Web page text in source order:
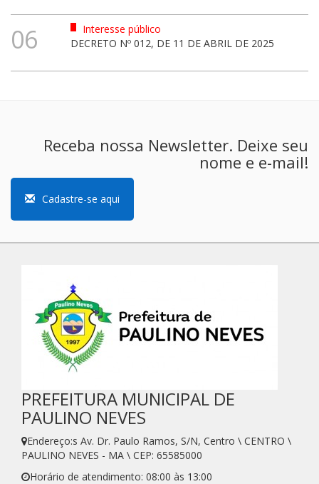
06
Interesse público
DECRETO Nº 012, DE 11 DE ABRIL DE 2025
Receba nossa Newsletter. Deixe seu
nome e e-mail!
Cadastre-se aqui
PREFEITURA MUNICIPAL DE
PAULINO NEVES
Endereço:s Av. Dr. Paulo Ramos, S/N, Centro \ CENTRO \
PAULINO NEVES - MA \ CEP: 65585000
Horário de atendimento: 08:00 às 13:00